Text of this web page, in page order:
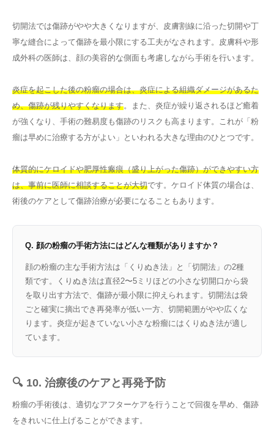
切開法では傷跡がやや大きくなりますが、皮膚割線に沿った切開や丁
寧な縫合によって傷跡を最小限にする工夫がなされます。皮膚科や形
成外科の医師は、顔の美容的な側面も考慮しながら手術を行います。
炎症を起こした後の粉瘤の場合は、炎症による組織ダメージがあるた
め、傷跡が残りやすくなります。また、炎症が繰り返されるほど癒着
が強くなり、手術の難易度も傷跡のリスクも高まります。これが「粉
瘤は早めに治療する方がよい」といわれる大きな理由のひとつです。
体質的にケロイドや肥厚性瘢痕（盛り上がった傷跡）ができやすい方
は、事前に医師に相談することが大切です。ケロイド体質の場合は、
術後のケアとして傷跡治療が必要になることもあります。
Q. 顔の粉瘤の手術方法にはどんな種類がありますか？
顔の粉瘤の主な手術方法は「くりぬき法」と「切開法」の2種
類です。くりぬき法は直径2〜5ミリほどの小さな切開口から袋
を取り出す方法で、傷跡が最小限に抑えられます。切開法は袋
ごと確実に摘出でき再発率が低い一方、切開範囲がやや広くな
ります。炎症が起きていない小さな粉瘤にはくりぬき法が適し
ています。
🔍 10. 治療後のケアと再発予防
粉瘤の手術後は、適切なアフターケアを行うことで回復を早め、傷跡
をきれいに仕上げることができます。